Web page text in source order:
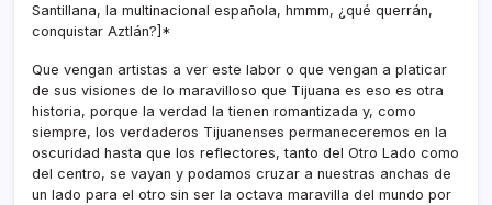
Santillana, la multinacional española, hmmm, ¿qué querrán,
conquistar Aztlán?]*
Que vengan artistas a ver este labor o que vengan a platicar
de sus visiones de lo maravilloso que Tijuana es eso es otra
historia, porque la verdad la tienen romantizada y, como
siempre, los verdaderos Tijuanenses permaneceremos en la
oscuridad hasta que los reflectores, tanto del Otro Lado como
del centro, se vayan y podamos cruzar a nuestras anchas de
un lado para el otro sin ser la octava maravilla del mundo por